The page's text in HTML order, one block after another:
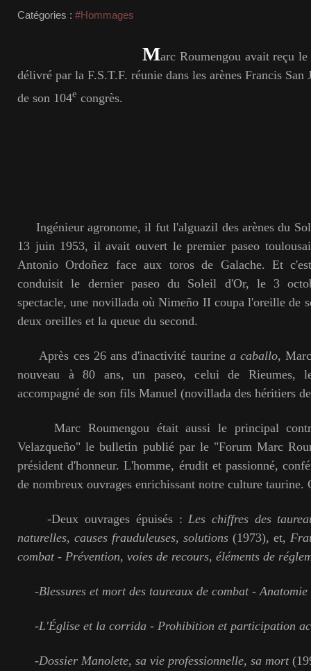
Catégories : #Hommages
Marc Roumengou avait reçu
délivré par la F.S.T.F. réunie dans les arènes Francis San
de son 104e congrès.
Ingénieur agronome, il fut l'alguazil des arènes du
13 juin 1953, il avait ouvert le premier paseo
Antonio Ordoñez face aux toros de Galache. Et
conduisit le dernier paseo du Soleil d'Or, le 3
spectacle, une novillada où Nimeño II coupa l'oreille de
deux oreilles et la queue du second.
Après ces 26 ans d'inactivité taurine a caballo,
nouveau à 80 ans, un paseo, celui de Rieumes,
accompagné de son fils Manuel (novillada des héritiers
Marc Roumengou était aussi le principal
Velazqueño" le bulletin publié par le "Forum Marc
président d'honneur. L'homme, érudit et passionné,
de nombreux ouvrages enrichissant notre culture
-Deux ouvrages épuisés : Les chiffres des
naturelles, causes frauduleuses, solutions (1973), et,
combat - Prévention, voies de recours, éléments de
-Blessures et mort des taureaux de combat -
-L'Église et la corrida - Prohibition et participation
-Dossier Manolete, sa vie professionnelle, sa mort